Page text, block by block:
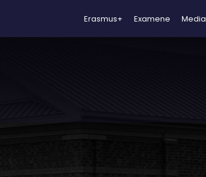
Erasmus+ Examene Media